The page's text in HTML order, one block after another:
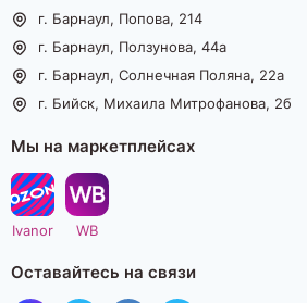
г. Барнаул, Попова, 214
г. Барнаул, Ползунова, 44а
г. Барнаул, Солнечная Поляна, 22а
г. Бийск, Михаила Митрофанова, 2б
Мы на маркетплейсах
Ivanor WB
Оставайтесь на связи